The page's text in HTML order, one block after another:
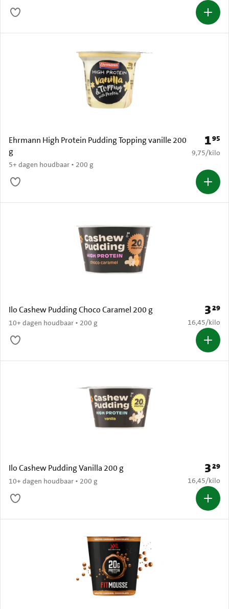
Ehrmann High Protein Pudding Topping vanille 200
g
5+ dagen houdbaar • 200 g
Prijs:
195
€ 9,75 per
9,75/kilo
Ilo Cashew Pudding Choco Caramel 200 g
10+ dagen houdbaar • 200 g
Prijs:
329
€ 16,45 per
16,45/kilo
Ilo Cashew Pudding Vanilla 200 g
10+ dagen houdbaar • 200 g
Prijs:
329
€ 16,45 per
16,45/kilo